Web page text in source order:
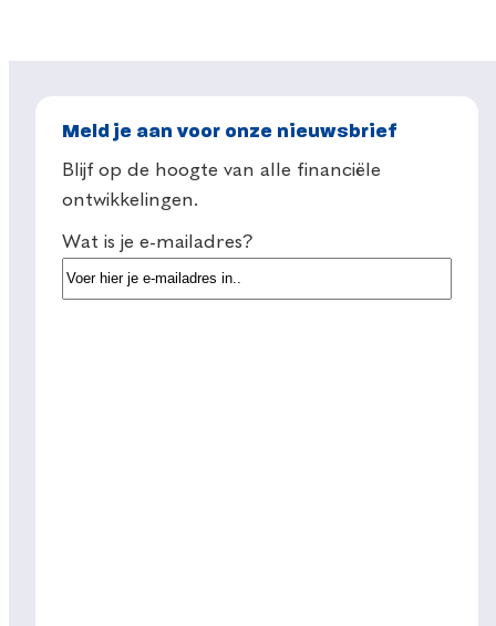
Meld je aan voor onze nieuwsbrief
Blijf op de hoogte van alle financiële
ontwikkelingen.
Wat is je e-mailadres?